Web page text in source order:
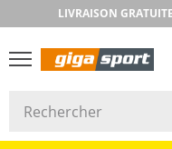
LIVRAISON